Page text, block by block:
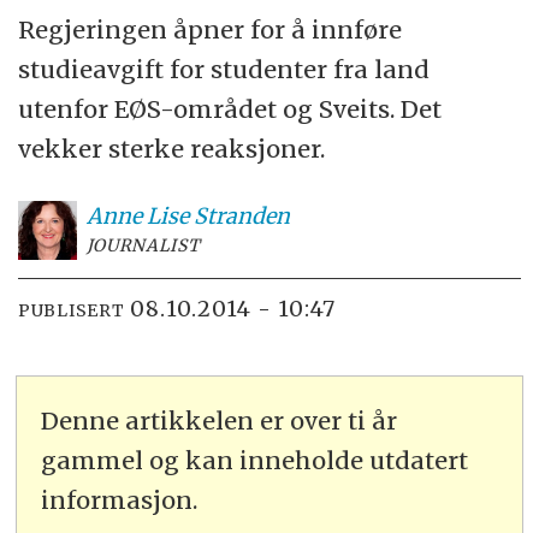
Regjeringen åpner for å innføre
studieavgift for studenter fra land
utenfor EØS-området og Sveits. Det
vekker sterke reaksjoner.
Anne Lise Stranden
JOURNALIST
PUBLISERT 08.10.2014 - 10:47
Denne artikkelen er over ti år
gammel og kan inneholde utdatert
informasjon.